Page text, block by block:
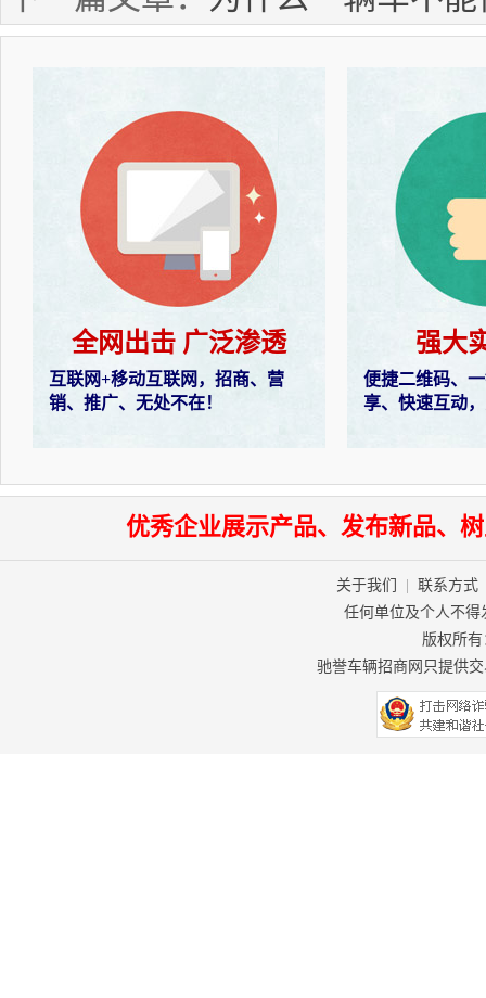
全网出击 广泛渗透
互联网+移动互联网，招商、营
销、推广、无处不在！
强大
便捷二维码、
享、快速互动
优秀企业展示产品、发布新品、
关于我们 联系方式
任何单位及个人不
版权所有
驰誉车辆招商网只提供